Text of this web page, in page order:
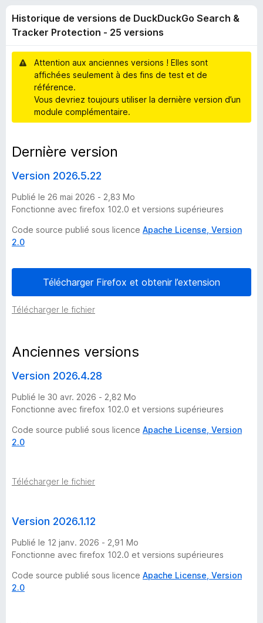
a
t
e
u
r
F
r
i
q
u
e
d
e
v
e
r
s
i
o
n
s
d
e
u
c
k
D
Historique de versions de DuckDuckGo Search &
Tracker Protection - 25 versions
Attention aux anciennes versions ! Elles sont
affichées seulement à des fins de test et de
référence.
Vous devriez toujours utiliser la dernière version d’un
module complémentaire.
Dernière version
Version 2026.5.22
Publié le 26 mai 2026 - 2,83 Mo
Fonctionne avec firefox 102.0 et versions supérieures
Code source publié sous licence Apache License, Version
2.0
Télécharger Firefox et obtenir l’extension
Télécharger le fichier
Anciennes versions
Version 2026.4.28
Publié le 30 avr. 2026 - 2,82 Mo
Fonctionne avec firefox 102.0 et versions supérieures
Code source publié sous licence Apache License, Version
2.0
Télécharger le fichier
Version 2026.1.12
Publié le 12 janv. 2026 - 2,91 Mo
Fonctionne avec firefox 102.0 et versions supérieures
Code source publié sous licence Apache License, Version
2.0